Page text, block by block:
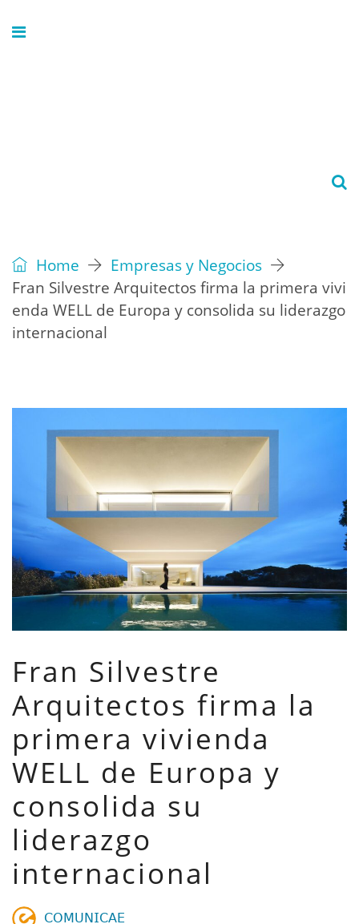
Home
Empresas y Negocios
Fran Silvestre Arquitectos firma la primera vivi
enda WELL de Europa y consolida su liderazgo
internacional
Fran Silvestre
Arquitectos firma la
primera vivienda
WELL de Europa y
consolida su
liderazgo
internacional
𝖢𝖮𝖬𝖴𝖭𝖨𝖢𝖠𝖤